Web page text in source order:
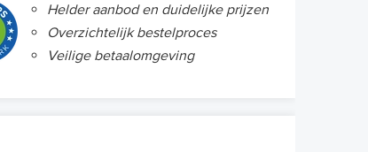
Helder aanbod en duidelijke prijzen
Overzichtelijk bestelproces
Veilige betaalomgeving